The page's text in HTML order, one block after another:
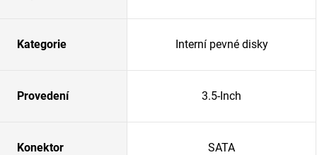
Kategorie Interní pevné disky
Provedení 3.5-Inch
Konektor SATA